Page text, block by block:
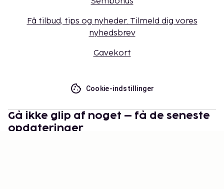
Få tilbud, tips og nyheder. Tilmeld dig vores
nyhedsbrev
Gavekort
Cookie-indstillinger
Gå ikke glip af noget – få de seneste
opdateringer